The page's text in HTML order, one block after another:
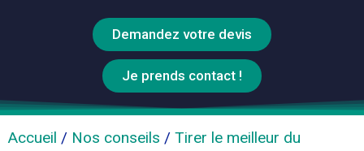
Demandez votre devis
Je prends contact !
Accueil / Nos conseils / Tirer le meilleur du